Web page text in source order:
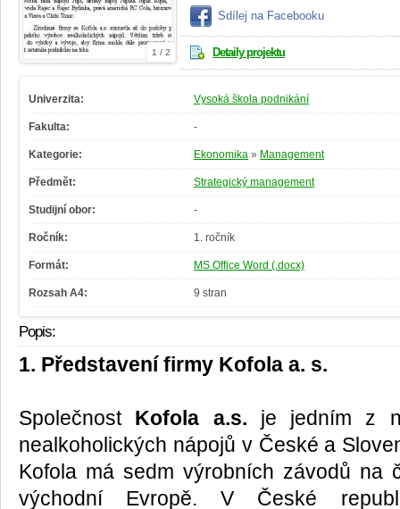
1 / 2
Sdílej na Facebooku
Detaily projektu
Univerzita: Vysoká škola podnikání
Fakulta: -
Kategorie: Ekonomika » Management
Předmět: Strategický management
Studijní obor: -
Ročník: 1. ročník
Formát: MS Office Word (.docx)
Rozsah A4: 9 stran
Popis:
1. Představení firmy Kofola a. s.
Společnost Kofola a.s. je jedním z
nealkoholických nápojů v České a
Kofola má sedm výrobních závodů na
východní Evropě. V České